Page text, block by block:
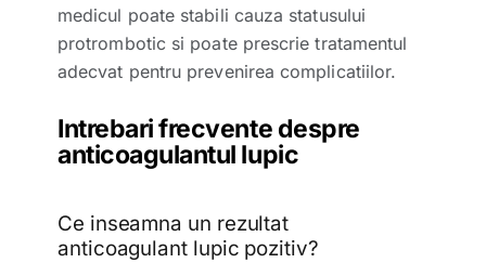
medicul poate stabili cauza statusului
protrombotic si poate prescrie tratamentul
adecvat pentru prevenirea complicatiilor.
Intrebari frecvente despre
anticoagulantul lupic
Ce inseamna un rezultat
anticoagulant lupic pozitiv?